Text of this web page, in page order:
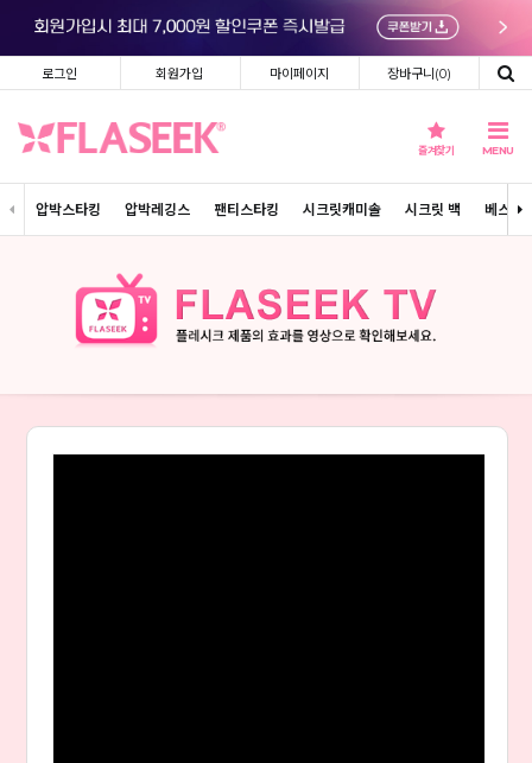
로그인 회원가입 마이페이지 장바구니(0)
즐겨찾기 MENU
압박스타킹 압박레깅스 팬티스타킹 시크릿캐미솔 시크릿 백 베스트